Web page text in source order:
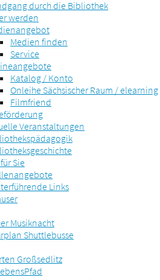
durch die Bibliothek
werden
Medien finden
Service
Katalog / Konto
Onleihe Sächsischer Raum / elearning
Filmfriend
Veranstaltungen
Sie
Links
Musiknacht
Shuttlebusse
Großsedlitz